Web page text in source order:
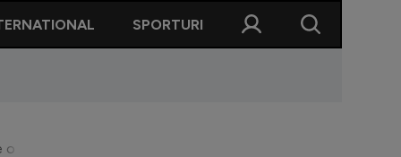
SPORTURI
săptămână. Detalii incredibile oferite de englezi